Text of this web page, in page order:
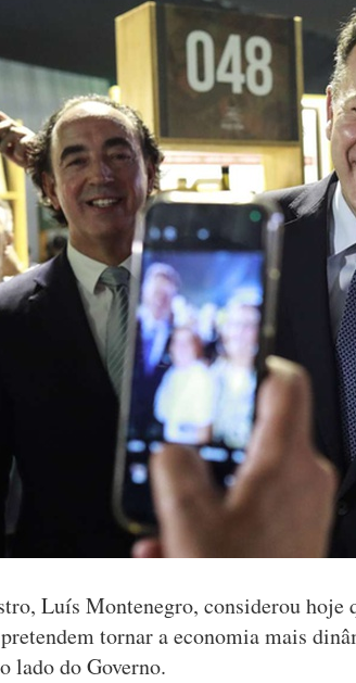
Luís Montenegro, considerou hoje
tornar a economia mais
lado do Governo.